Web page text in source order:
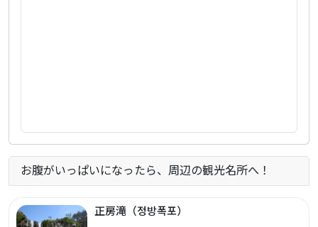
お腹がいっぱいになったら、周辺の観光名所へ！
正房滝（정방폭포）